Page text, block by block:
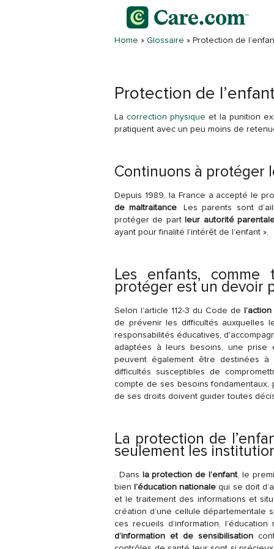
Home » Glossaire » Protection de
Protection de
La correction physique et la punition
pratiquent avec un peu moins de
Continuons à protéger
Depuis 1989, la France a accepté le
de maltraitance. Les parents sont
protéger de part leur autorité
ayant pour finalité l’intérêt de l’enfant ».
Les enfants,
protéger est un devoir
Selon l’article 112-3 du Code de
de prévenir les difficultés auxquelles
responsabilités éducatives,
adaptées à leurs besoins, une prise
peuvent également être destinées
difficultés susceptibles de
compte de ses besoins
de ses droits doivent guider toutes
La protection de
seulement les
. Dans la protection de l’enfant, le
bien
l’éducation nationale qui se doit
et le traitement des informations et
création d’une cellule départementale
ces recueils d’information,
d’information et de sensibilisation